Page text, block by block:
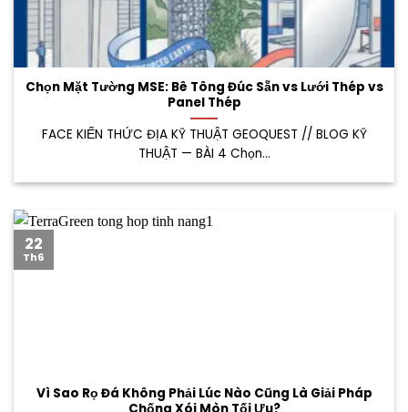
Chọn Mặt Tường MSE: Bê Tông Đúc Sẵn vs Lưới Thép vs
Panel Thép
FACE KIẾN THỨC ĐỊA KỸ THUẬT GEOQUEST // BLOG KỸ
THUẬT — BÀI 4 Chọn...
Vì Sao Rọ Đá Không Phải Lúc Nào Cũng Là Giải Pháp
Chống Xói Mòn Tối Ưu?
22
Th6